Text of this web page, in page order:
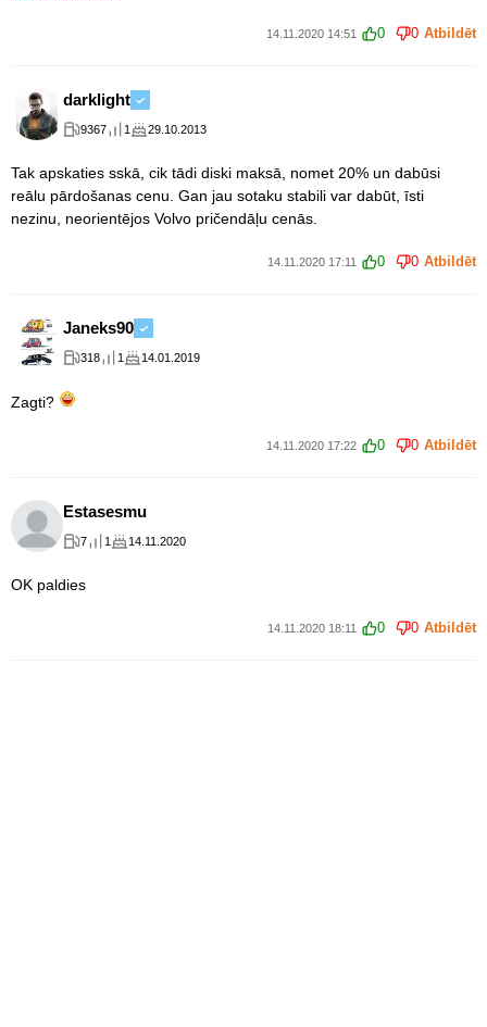
14.11.2020 14:51 0 0 Atbildēt
darklight
9367 1 29.10.2013
Tak apskaties sskā, cik tādi diski maksā, nomet 20% un dabūsi
reālu pārdošanas cenu. Gan jau sotaku stabili var dabūt, īsti
nezinu, neorientējos Volvo pričendāļu cenās.
14.11.2020 17:11 0 0 Atbildēt
Janeks90
318 1 14.01.2019
Zagti?
14.11.2020 17:22 0 0 Atbildēt
Estasesmu
7 1 14.11.2020
OK paldies
14.11.2020 18:11 0 0 Atbildēt